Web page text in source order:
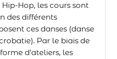
Hop, les cours sont
des différents
ces danses (danse
Par le biais de
d’ateliers, les